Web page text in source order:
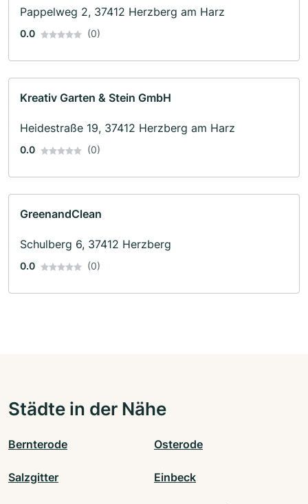
Pappelweg 2, 37412 Herzberg am Harz
0.0 (0)
Kreativ Garten & Stein GmbH
Heidestraße 19, 37412 Herzberg am Harz
0.0 (0)
GreenandClean
Schulberg 6, 37412 Herzberg
0.0 (0)
Städte in der Nähe
Bernterode Osterode
Salzgitter Einbeck